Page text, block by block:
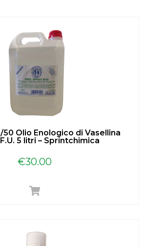
50 Olio Enologico di Vasellina
5 litri – Sprintchimica
€30.00